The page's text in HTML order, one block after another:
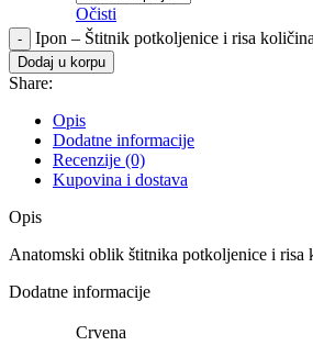
Očisti
Ipon – Štitnik potkoljenice i risa količina
Dodaj u korpu
Share:
Opis
Dodatne informacije
Recenzije (0)
Kupovina i dostava
Opis
Anatomski oblik štitnika potkoljenice i risa
Dodatne informacije
Crvena